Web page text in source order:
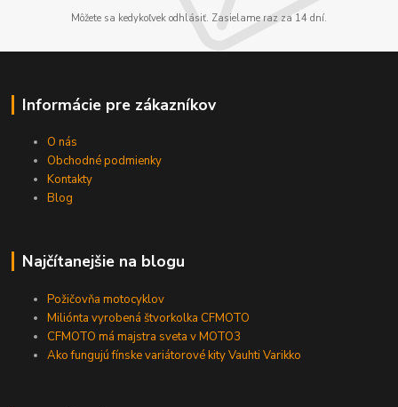
Môžete sa kedykoľvek odhlásiť. Zasielame raz za 14 dní.
Informácie pre zákazníkov
O nás
Obchodné podmienky
Kontakty
Blog
Najčítanejšie na blogu
Požičovňa motocyklov
Miliónta vyrobená štvorkolka CFMOTO
CFMOTO má majstra sveta v MOTO3
Ako fungujú fínske variátorové kity Vauhti Varikko